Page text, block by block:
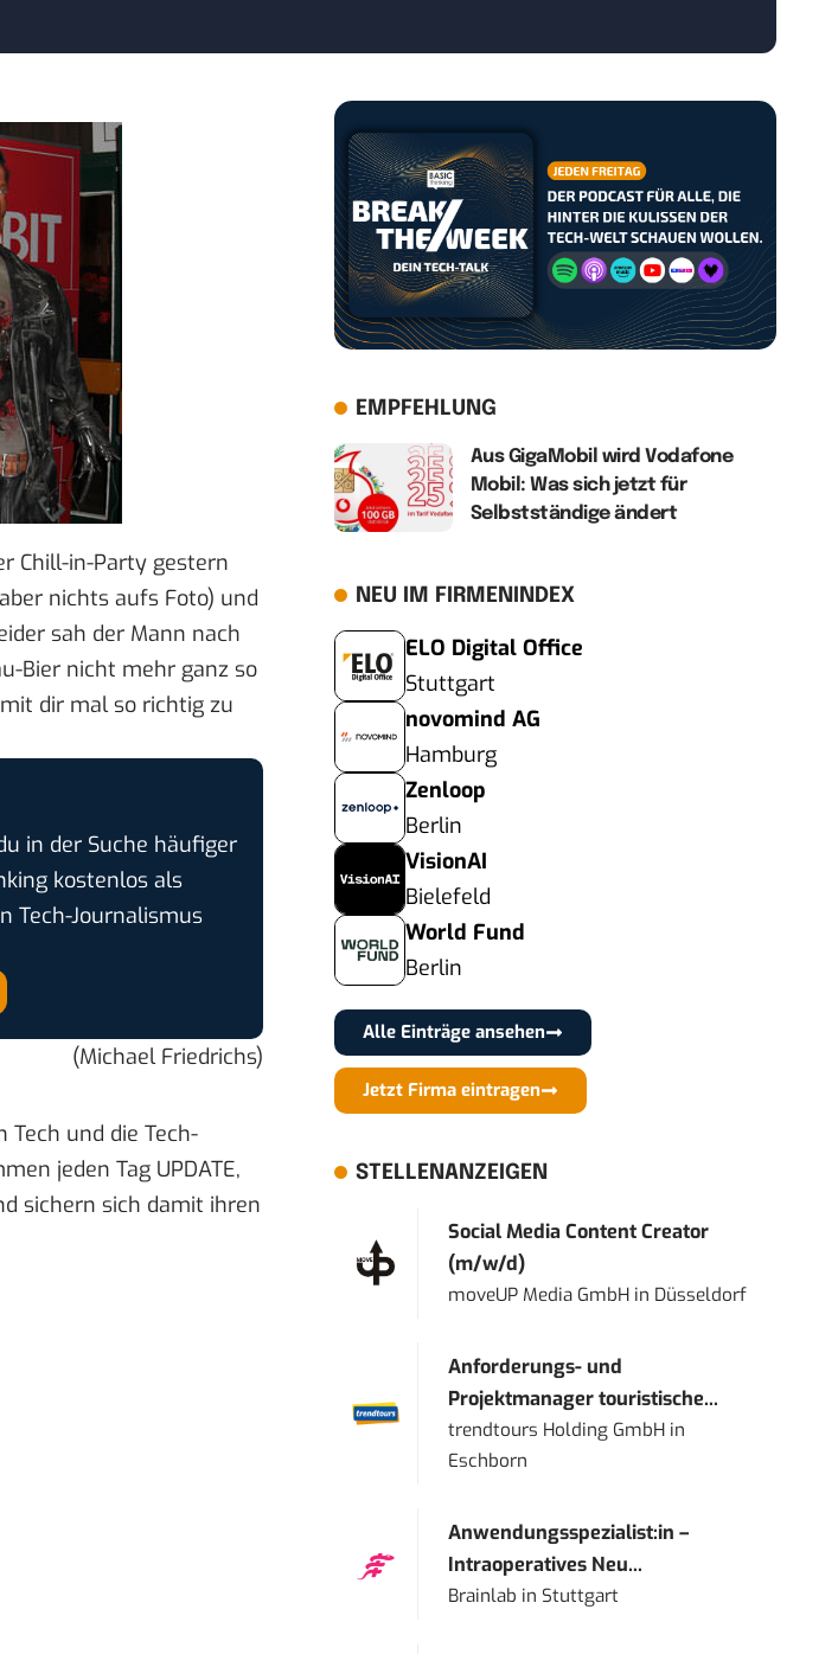
Chill-in-Party gestern
nichts aufs Foto) und
sah der Mann nach
Bier nicht mehr ganz so
dir mal so richtig zu
in der Suche häufiger
kostenlos als
Tech-Journalismus
(Michael Friedrichs)
Tech und die Tech-
jeden Tag UPDATE,
sichern sich damit ihren
EMPFEHLUNG
Aus GigaMobil wird Vodafone
Mobil: Was sich jetzt für
Selbstständige ändert
NEU IM FIRMENINDEX
ELO Digital Office
Stuttgart
novomind AG
Hamburg
Zenloop
Berlin
VisionAI
Bielefeld
World Fund
Berlin
Alle Einträge ansehen
Jetzt Firma eintragen
STELLENANZEIGEN
Social Media Content Creator
(m/w/d)
moveUP Media GmbH in Düsseldorf
Anforderungs- und
Projektmanager touristische...
trendtours Holding GmbH in
Eschborn
Anwendungsspezialist:in –
Intraoperatives Neu...
Brainlab in Stuttgart